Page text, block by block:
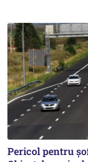
Pericol pentru